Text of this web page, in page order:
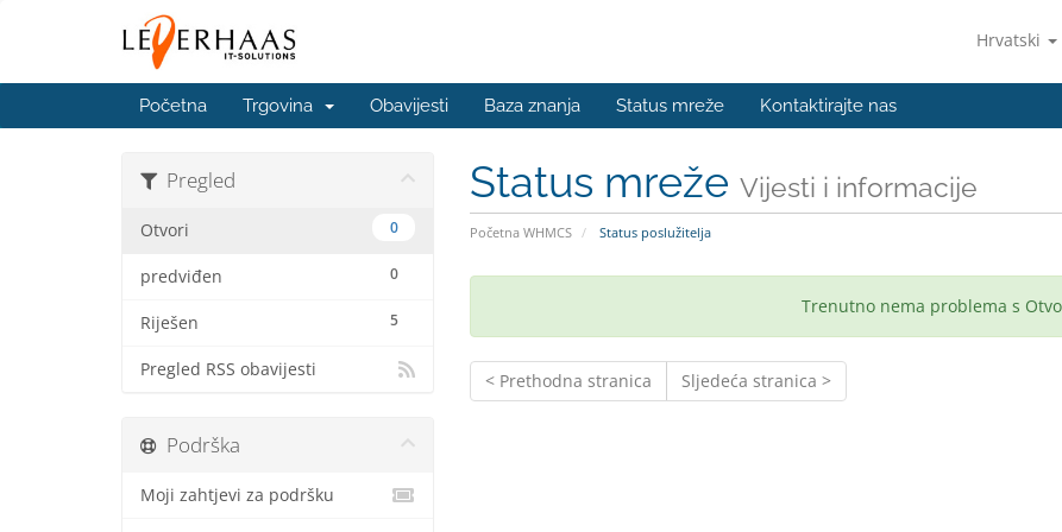
Hrvatski
Početna Trgovina Obavijesti Baza znanja Status mreže Kontaktirajte nas
Status mreže Vijesti i informacije
Početna WHMCS Status poslužitelja
Pregled
0
Otvori
0
predviđen
5
Riješen
Pregled RSS obavijesti
Trenutno nema problema s
< Prethodna stranica Sljedeća stranica >
Podrška
Moji zahtjevi za podršku